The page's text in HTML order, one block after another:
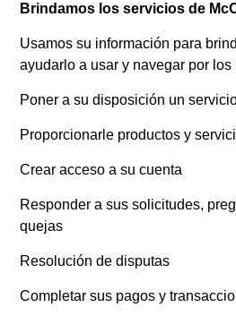
Brindamos los servicios de
Usamos su información para
ayudarlo a usar y navegar por los
Poner a su disposición un
Proporcionarle productos y
Crear acceso a su cuenta
Responder a sus solicitudes,
quejas
Resolución de disputas
Completar sus pagos y